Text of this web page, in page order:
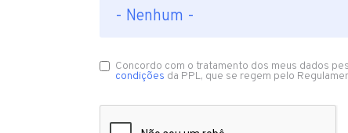
Concordo com o tratamento dos meus dados
condições da PPL, que se regem pelo